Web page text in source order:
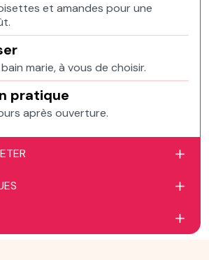
et amandes pour une
marie, à vous de choisir.
pratique
après ouverture.